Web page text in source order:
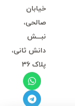
خيابان
صالحی،
نبـــش
دانش ثانی،
پلاک 36